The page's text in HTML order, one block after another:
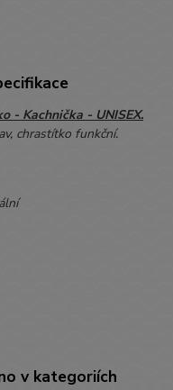
- Kachnička - UNISEX.
chrastítko funkční.
v kategoriích